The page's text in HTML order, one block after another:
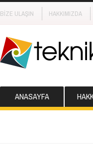
BİZE ULAŞIN HAKKIMIZDA
ANASAYFA